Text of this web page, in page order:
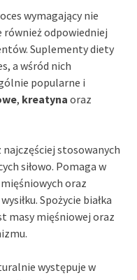
wymagający nie
odpowiedniej
Suplementy diety
a wśród nich
popularne i
, kreatyna oraz
najczęściej stosowanych
siłowo. Pomaga w
oraz
Spożycie białka
masy mięśniowej oraz
występuje w